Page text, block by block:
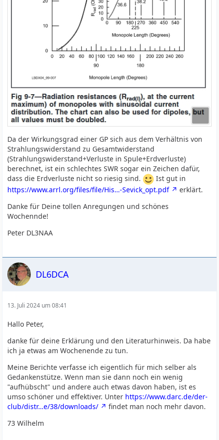
Da der Wirkungsgrad einer GP sich aus dem Verhältnis von
Strahlungswiderstand zu Gesamtwiderstand
(Strahlungswiderstand+Verluste in Spule+Erdverluste)
berechnet, ist ein schlechtes SWR sogar ein Zeichen dafür,
dass die Erdverluste nicht so riesig sind.
Ist gut in
https://www.arrl.org/files/file/His…-Sevick_opt.pdf
erklärt.
Danke für Deine tollen Anregungen und schönes
Wochennde!
Peter DL3NAA
DL6DCA
13. Juli 2024 um 08:41
Hallo Peter,
danke für deine Erklärung und den Literaturhinweis. Da habe
ich ja etwas am Wochenende zu tun.
Meine Berichte verfasse ich eigentlich für mich selber als
Gedankenstütze. Wenn man sie dann noch ein wenig
"aufhübscht" und andere auch etwas davon haben, ist es
umso schöner und effektiver. Unter https://www.darc.de/der-
club/distr…e/38/downloads/
findet man noch mehr davon.
73 Wilhelm